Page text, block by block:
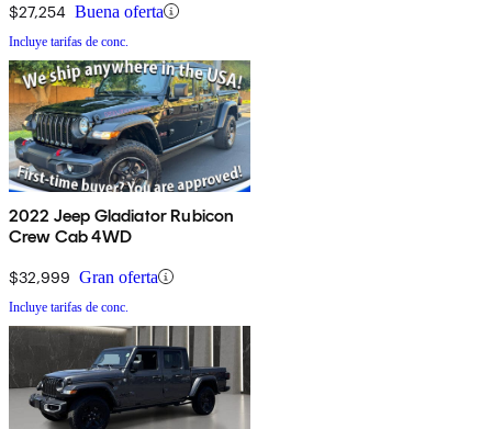
$27,254 Buena oferta
Incluye tarifas de conc.
2022 Jeep Gladiator Rubicon
Crew Cab 4WD
$32,999 Gran oferta
Incluye tarifas de conc.